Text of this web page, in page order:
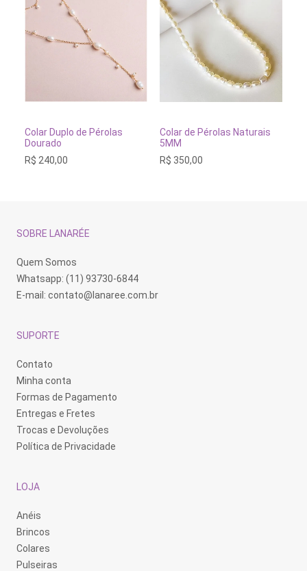
ADICIONAR AO CARRINHO
Colar Duplo de Pérolas
Dourado
R$ 240,00
ADICIONAR AO
Colar de Pérolas Naturais
5MM
R$ 350,00
SOBRE LANARÉE
Quem Somos
Whatsapp: (11) 93730-6844
E-mail: contato@lanaree.com.br
SUPORTE
Contato
Minha conta
Formas de Pagamento
Entregas e Fretes
Trocas e Devoluções
Política de Privacidade
LOJA
Anéis
Brincos
Colares
Pulseiras